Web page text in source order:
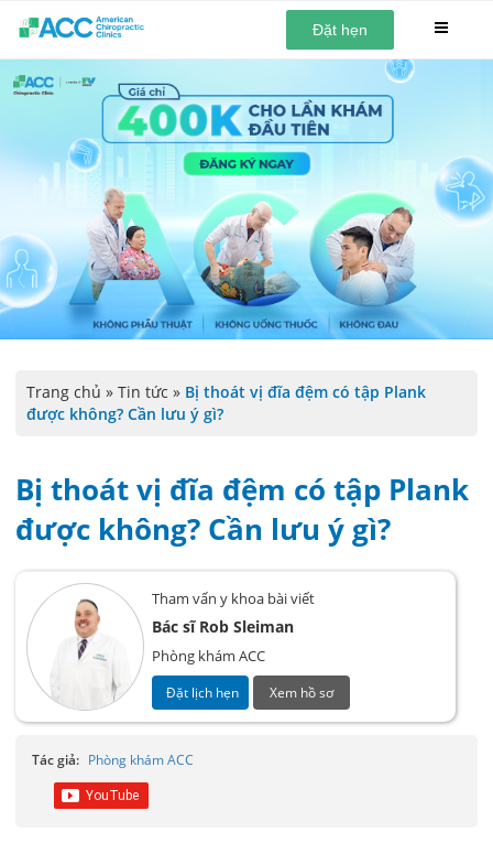
Đặt hẹn
Trang chủ » Tin tức » Bị thoát vị đĩa đệm có tập Plank
được không? Cần lưu ý gì?
Bị thoát vị đĩa đệm có tập Plank
được không? Cần lưu ý gì?
Tham vấn y khoa bài viết
Bác sĩ Rob Sleiman
Phòng khám ACC
Đặt lịch hẹn Xem hồ sơ
Tác giả: Phòng khám ACC